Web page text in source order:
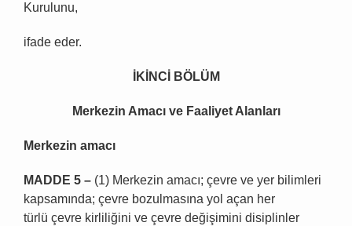
Kurulunu,
ifade eder.
K NC BÖLÜ M
Merkezin Amacıve Faaliyet Alanları
Merkezin amacı
MADDE 5 – (1) Merkezin amacı; çevre ve yer bilimleri
kapsamında; çevre bozulmasına yol açan her
türlü çevre kirliliğini ve çevre değişimini disiplinler